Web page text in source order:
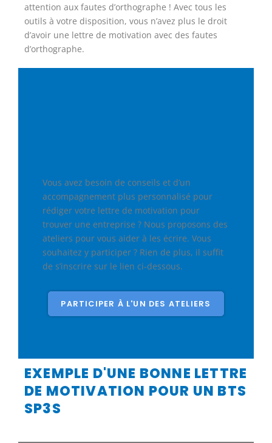
attention aux fautes d’orthographe ! Avec tous les
outils à votre disposition, vous n’avez plus le droit
d’avoir une lettre de motivation avec des fautes
d’orthographe.
Vous avez besoin de conseils et d’un
accompagnement plus personnalisé pour
rédiger votre lettre de motivation pour
trouver une entreprise ? Nous proposons des
ateliers pour vous aider à les écrire. Vous
souhaitez y participer ? Rien de plus, il suffit
de s’inscrire sur le lien ci-dessous.
PARTICIPER À L'UN DES ATELIERS
EXEMPLE D'UNE BONNE LETTRE
DE MOTIVATION POUR UN BTS
SP3S